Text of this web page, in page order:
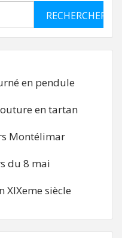
en pendule
en tartan
Montélimar
du 8 mai
siècle